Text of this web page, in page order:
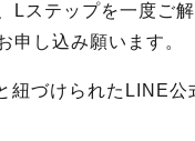
Lステップを一度ご
申し込み願います。
づけられたLINE公